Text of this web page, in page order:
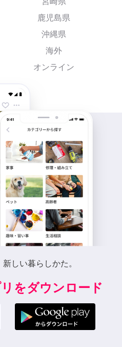
鹿児島県
沖縄県
海外
オンライン
しい暮らしかた。
をダウンロード